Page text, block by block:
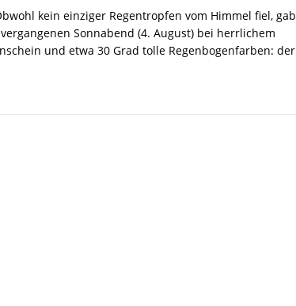
kein einziger Regentropfen vom Himmel fiel, gab
Sonnabend (4. August) bei herrlichem
und etwa 30 Grad tolle Regenbogenfarben: der